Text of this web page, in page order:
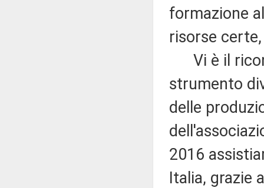
formazione
risorse
Vi è il
strumento
delle
2016
Italia, grazie